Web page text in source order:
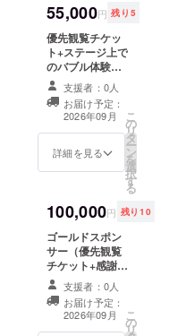
クステージ見学
１８時〜１９時
※１７時５０分集
合(詳細はメール
にてご連絡いた
します) ※有効期
限：当日限り有
効
55,000円 残り5
優先観覧チケッ
ト+ステージ上で
のバブル体験＋
プロカメラマン
による撮影 最前
線の優先観覧席
をご用意します
・実施概要：9月
19日（土曜日）
第一部 18時20
21時 のいずれか
・ステージ上で
のバブル体験
１９時から３０
分間 ・バブル体
験を撮影し、後
日メールにてお
送りします ※有
効期限：当日限
支援者：0人
お届け予定：
2026年09月
詳細を見る
こ
の
リ
タ
ー
ン
を
選
択
す
る
100,000円 残り10
ゴールドスポン
サー（優先観覧
チケット+感謝状
+終了後ステージ
上バブル体験＋
プロ撮影） 最前
線の優先観覧席
支援者：0人
お届け予定：
2026年09月
こ
の
リ